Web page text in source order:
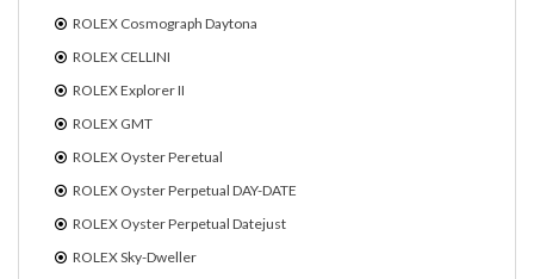
ROLEX Cosmograph Daytona
ROLEX CELLINI
ROLEX Explorer II
ROLEX GMT
ROLEX Oyster Peretual
ROLEX Oyster Perpetual DAY-DATE
ROLEX Oyster Perpetual Datejust
ROLEX Sky-Dweller